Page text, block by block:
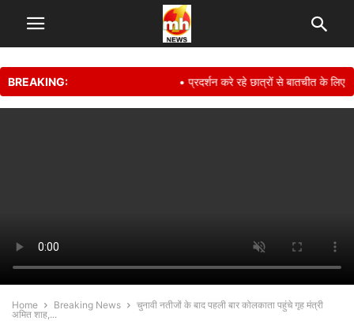
BREAKING: • प्रदर्शन करे रहे छात्रों से बातचीत के लिए
Home Breaking News
चुनावी नतीजों के बाद पहली बार कोलकाता पहुंचे गृह मंत्री
अमित शाह,...